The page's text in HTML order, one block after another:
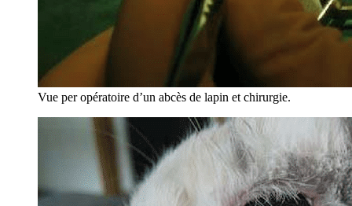
Vue per opératoire d’un abcès de lapin et chirurgie.